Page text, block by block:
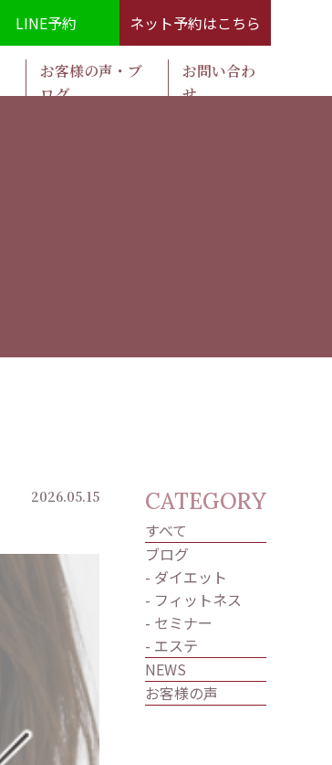
LINE予約 ネット予約はこちら
お客様の声・ブ
ログ
お問い合わ
せ​
2026.05.15 CATEGORY
すべて
ブログ
- ダイエット
- フィットネス
- セミナー
- エステ
NEWS
お客様の声